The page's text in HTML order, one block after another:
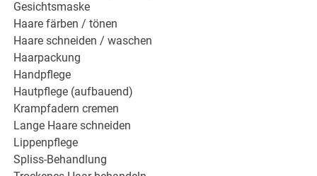
Gesichtsmaske
Haare färben / tönen
Haare schneiden / waschen
Haarpackung
Handpflege
Hautpflege (aufbauend)
Krampfadern cremen
Lange Haare schneiden
Lippenpflege
Spliss-Behandlung